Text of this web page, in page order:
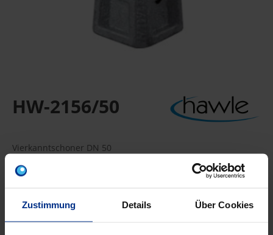
Zustimmung Details Über Cookies
HW-2156/50
Vierkanntschoner DN 50
Adapter für Betätigung mit Absperrschlüssel Nr. 3410 /3420